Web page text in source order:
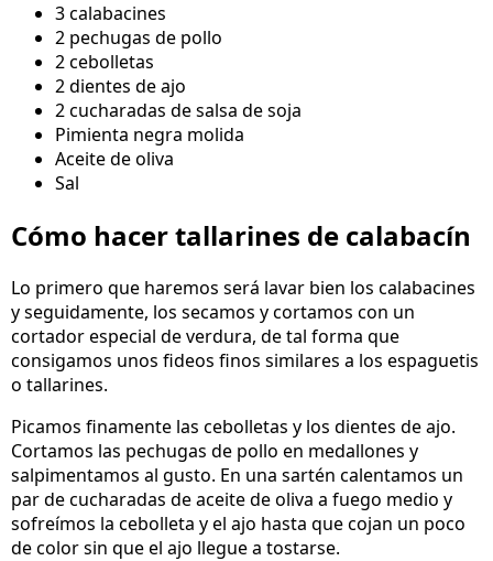
3 calabacines
2 pechugas de pollo
2 cebolletas
2 dientes de ajo
2 cucharadas de salsa de soja
Pimienta negra molida
Aceite de oliva
Sal
Cómo hacer tallarines de calabacín
Lo primero que haremos será lavar bien los calabacines
y seguidamente, los secamos y cortamos con un
cortador especial de verdura, de tal forma que
consigamos unos fideos finos similares a los espaguetis
o tallarines.
Picamos finamente las cebolletas y los dientes de ajo.
Cortamos las pechugas de pollo en medallones y
salpimentamos al gusto. En una sartén calentamos un
par de cucharadas de aceite de oliva a fuego medio y
sofreímos la cebolleta y el ajo hasta que cojan un poco
de color sin que el ajo llegue a tostarse.